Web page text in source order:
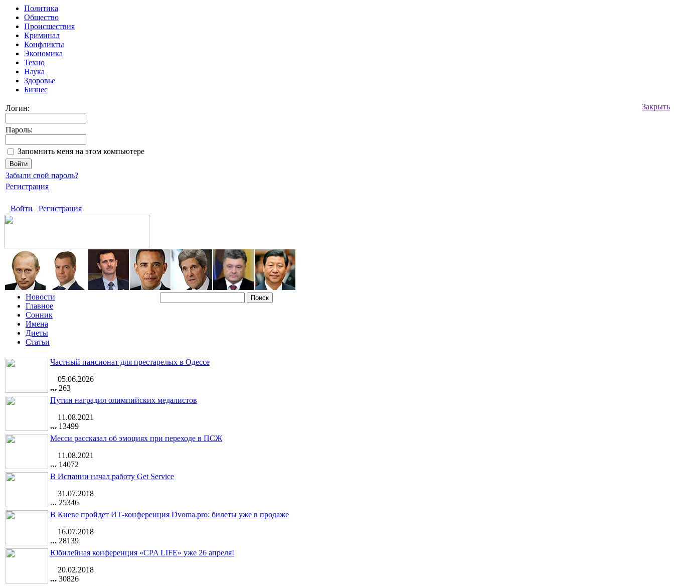
Политика
Общество
Происшествия
Криминал
Конфликты
Экономика
Техно
Наука
Здоровье
Бизнес
Закрыть
Логин:
Пароль:
Запомнить меня на этом компьютере
Забыли свой пароль?
Регистрация
Войти Регистрация
Новости
Главное
Сонник
Имена
Диеты
Статьи
Частный пансионат для престарелых в Одессе
05.06.2026
263
Путин наградил олимпийских медалистов
11.08.2021
13499
Месси рассказал об эмоциях при переходе в ПСЖ
11.08.2021
14072
В Испании начал работу Get Service
31.07.2018
25346
В Киеве пройдет ИТ-конференция Dvoma.pro: билеты уже в продаже
16.07.2018
28139
Юбилейная конференция «CPA LIFE» уже 26 апреля!
20.02.2018
30826